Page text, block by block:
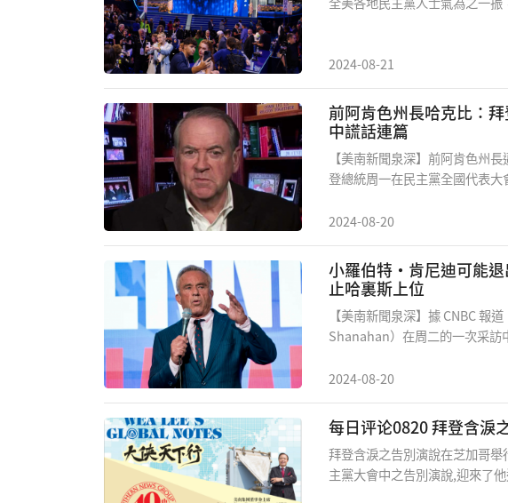
文及英文兩條熱線,全面為華亞
社會帶來更多之溫暖。Southern
錦麗（Kamala Harris）和搭檔
黨代表掏腰包。 市中心區的商
靡不振，直到賀錦麗參選才出
（McCormick Place）外，54
示：「可以這麼說，圍繞賀錦
得自嘆不如，堪比奧巴馬旋風
的服飾公司本來沒打算生產任何
只買一件。」&n
2024-08-21
前阿肯色州長哈克比：
中謊話連篇
【美南新聞泉深】前阿肯色州
登總統周一在民主黨全國代表
《醒醒吧美國》節目中說道：“
特朗普說過，如果他輸掉總統
國將會發生一場大屠殺，他說
墨西哥無關稅進口電動汽車，這
2024-08-20
小羅伯特·肯尼迪可能
止哈裏斯上位
【美南新聞泉深】據 CNBC
Shanahan）在周二的一次采
2024-08-20
每日评论0820 拜
拜登含淚之告別演說在芝加哥
主黨大會中之告別演說,迎來了